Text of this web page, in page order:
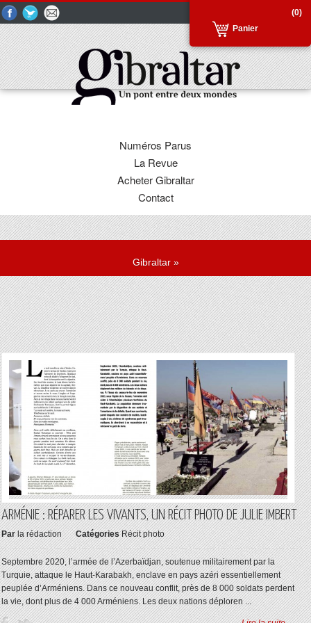
(0)
Panier
Numéros Parus
La Revue
Acheter Gibraltar
Contact
Gibraltar»
ARMÉNIE : RÉPARER LES VIVANTS, UN RÉCIT PHOTO DE JULIE IMBERT
Par la rédaction Catégories Récit photo
Septembre 2020, l’armée de l’Azerbaïdjan, soutenue militairement par la
Turquie, attaque le Haut-Karabakh, enclave en pays azéri essentiellement
peuplée d’Arméniens. Dans ce nouveau conflit, près de 8 000 soldats perdent
la vie, dont plus de 4 000 Arméniens. Les deux nations déploren ...